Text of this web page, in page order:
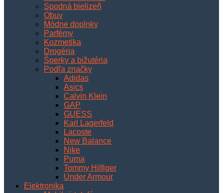
Spodná bielizeň
Obuv
Módne doplnky
Parfémy
Kozmetika
Drogéria
Šperky a bižutéria
Podľa značky
Adidas
Asics
Calvin Klein
GAP
GUESS
Karl Lagerfeld
Lacoste
New Balance
Nike
Puma
Tommy Hilfiger
Under Armour
Elektronika